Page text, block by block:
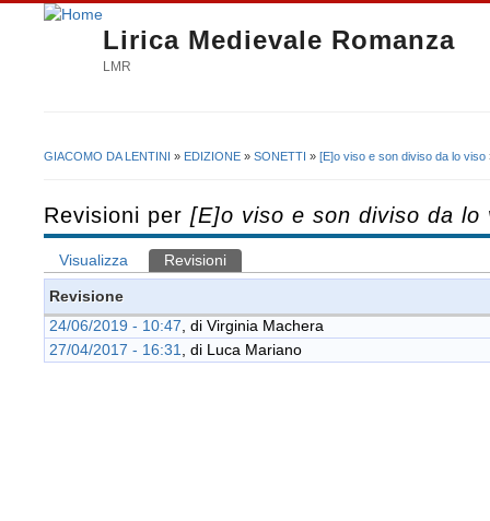
Lirica Medievale Romanza
LMR
GIACOMO DA LENTINI » EDIZIONE » SONETTI » [E]o viso e son diviso da lo viso
Revisioni per [E]o viso e son diviso da lo
Schede primarie
Visualizza Revisioni
Revisione
24/06/2019 - 10:47 , di Virginia Machera
27/04/2017 - 16:31
, di Luca Mariano